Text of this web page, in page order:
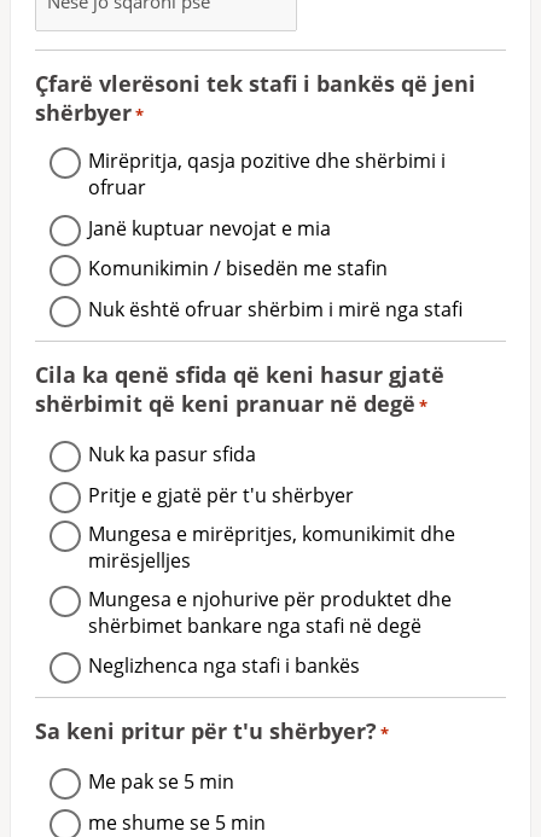
Çfarë vlerësoni tek stafi i bankës që jeni
shërbyer*
Mirëpritja, qasja pozitive dhe shërbimi i
ofruar
Janë kuptuar nevojat e mia
Komunikimin / bisedën me stafin
Nuk është ofruar shërbim i mirë nga stafi
Cila ka qenë sfida që keni hasur gjatë
shërbimit që keni pranuar në degë *
Nuk ka pasur sfida
Pritje e gjatë për t'u shërbyer
Mungesa e mirëpritjes, komunikimit dhe
mirësjelljes
Mungesa e njohurive për produktet dhe
shërbimet bankare nga stafi në degë
Neglizhenca nga stafi i bankës
Sa keni pritur për t'u shërbyer? *
Me pak se 5 min
me shume se 5 min